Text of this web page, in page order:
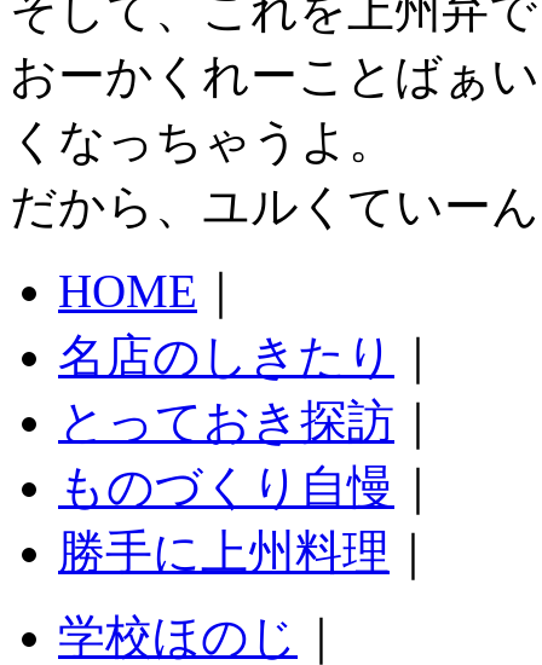
そして、これを上州弁
おーかくれーことばぁ
くなっちゃうよ。
だから、ユルくていー
HOME
名店のしきたり
とっておき探訪
ものづくり自慢
勝手に上州料理
学校ほのじ